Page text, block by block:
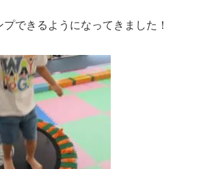
できるようになってきました！